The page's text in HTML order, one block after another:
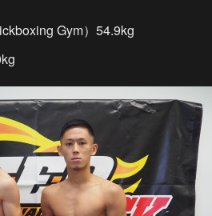
Gym）54.9kg